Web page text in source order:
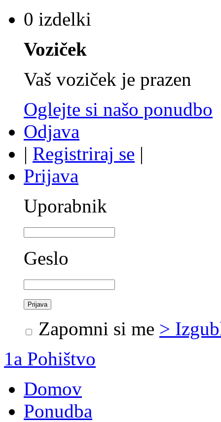
0 izdelki
Voziček
Vaš voziček je prazen
Oglejte si našo ponudbo
Odjava
| Registriraj se |
Prijava
Uporabnik
Geslo
Zapomni si me >
1a Pohištvo
Domov
Ponudba